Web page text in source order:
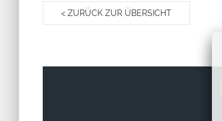
< ZURÜCK ZUR ÜBERSICHT